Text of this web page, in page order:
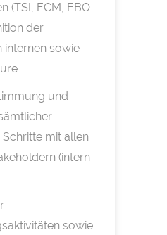
(TSI, ECM, EBO
der
sowie
und
mit allen
(intern
sowie